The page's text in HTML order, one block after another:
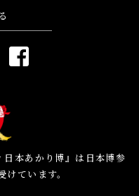
本あかり博』は日本博参
ています。